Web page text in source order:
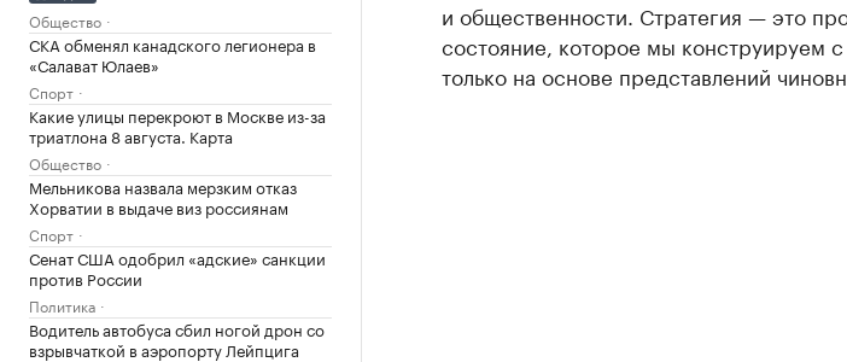
Общество
СКА обменял канадского легионера в
«Салават Юлаев»
Спорт
Какие улицы перекроют в Москве из-за
триатлона 8 августа. Карта
Общество
Мельникова назвала мерзким отказ
Хорватии в выдаче виз россиянам
Спорт
Сенат США одобрил «адские» санкции
против России
Политика
Водитель автобуса сбил ногой дрон со
взрывчаткой в аэропорту Лейпцига
и общественности. Стратегия — это
состояние, которое мы конструируем
только на основе представлений